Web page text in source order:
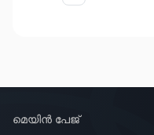
മെയിൻ പേജ്